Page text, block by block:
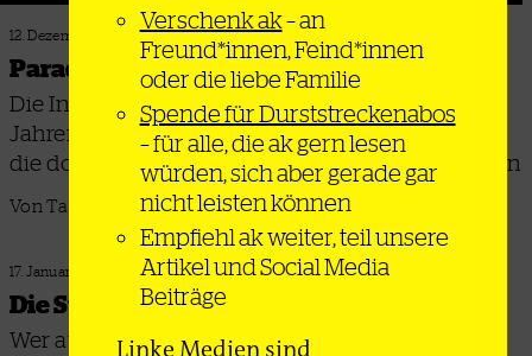
12. Dezember 2023
Paradebeispiel der Klassenjustiz
Die Initiative Freiheitsfonds hat binnen zwei
Jahren 911 Menschen aus dem Gefängnis befreit,
die dort wegen des Fahrens ohne Ticket einsaßen
Von Tatjana Söding
17. Januar 2023
Die Straße-Knast-Pipeline
Wer auf der Straße lebt, landet
Verschenk ak– an
Freund*innen, Feind*innen
oder die liebe Familie
Spende für Durststreckenabos
– für alle, die ak gern lesen
würden, sich aber gerade gar
nicht leisten können
Empfiehl ak weiter, teil unsere
Artikel und Social Media
Beiträge
Linke Medien sind